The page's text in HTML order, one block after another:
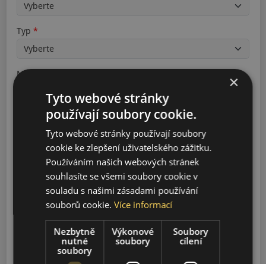
Typ
Model
Vyhledávání
EJOLLY
2025-2027
EMOOVY
2025-2027
ESUPERJOLLY
×
Tyto webové stránky
používají soubory cookie.
Tyto webové stránky používají soubory
cookie ke zlepšení uživatelského zážitku.
Používáním našich webových stránek
souhlasíte se všemi soubory cookie v
souladu s našimi zásadami používání
souborů cookie.Více informací
Nezbytně
nutné
soubory
Výkonové
soubory
Soubory
cílení